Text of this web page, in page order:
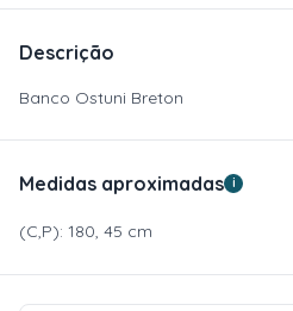
Descrição
Banco Ostuni Breton
Medidas aproximadas i
(C,P): 180, 45 cm